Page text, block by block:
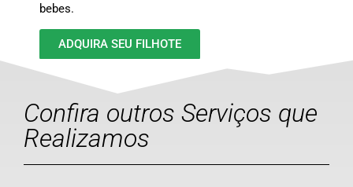
bebes.
ADQUIRA SEU FILHOTE
Confira outros Serviços que
Realizamos